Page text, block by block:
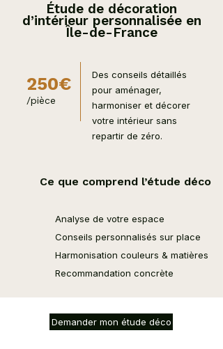
Étude de décoration
d’intérieur personnalisée en
Île-de-France
250€
/pièce
Des conseils détaillés
pour aménager,
harmoniser et décorer
votre intérieur sans
repartir de zéro.
Ce que comprend l’étude déco
Analyse de votre espace
Conseils personnalisés sur place
Harmonisation couleurs & matières
Recommandation concrète
Demander mon étude déco